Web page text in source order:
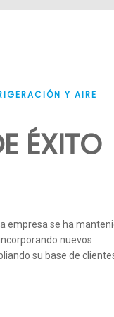
Y AIRE
ÉXITO
empresa se ha
nuevos
su base de
EN TÚNELES DE
SALA DE